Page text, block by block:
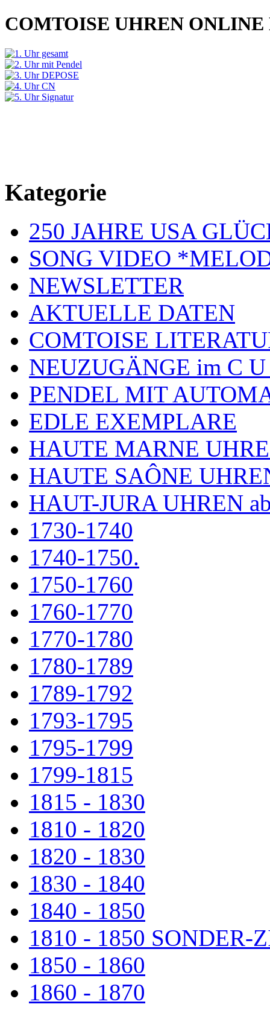
COMTOISE UHREN ONLINE
Kategorie
250 JAHRE USA
SONG VIDEO
NEWSLETTER
AKTUELLE DATEN
COMTOISE
NEUZUGÄNGE im C
PENDEL MIT
EDLE EXEMPLARE
HAUTE MARNE
HAUTE SAÔNE
HAUT-JURA UHREN
1730-1740
1740-1750.
1750-1760
1760-1770
1770-1780
1780-1789
1789-1792
1793-1795
1795-1799
1799-1815
1815 - 1830
1810 - 1820
1820 - 1830
1830 - 1840
1840 - 1850
1810 - 1850 SONDER-
1850 - 1860
1860 - 1870